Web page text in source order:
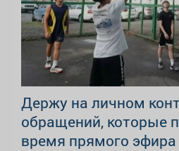
Держу на личном
обращений, которые
время прямого